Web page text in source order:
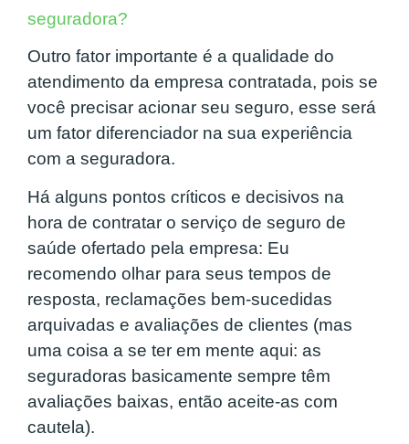
seguradora?
Outro fator importante é a qualidade do
atendimento da empresa contratada, pois se
você precisar acionar seu seguro, esse será
um fator diferenciador na sua experiência
com a seguradora.
Há alguns pontos críticos e decisivos na
hora de contratar o serviço de seguro de
saúde ofertado pela empresa: Eu
recomendo olhar para seus tempos de
resposta, reclamações bem-sucedidas
arquivadas e avaliações de clientes (mas
uma coisa a se ter em mente aqui: as
seguradoras basicamente sempre têm
avaliações baixas, então aceite-as com
cautela).